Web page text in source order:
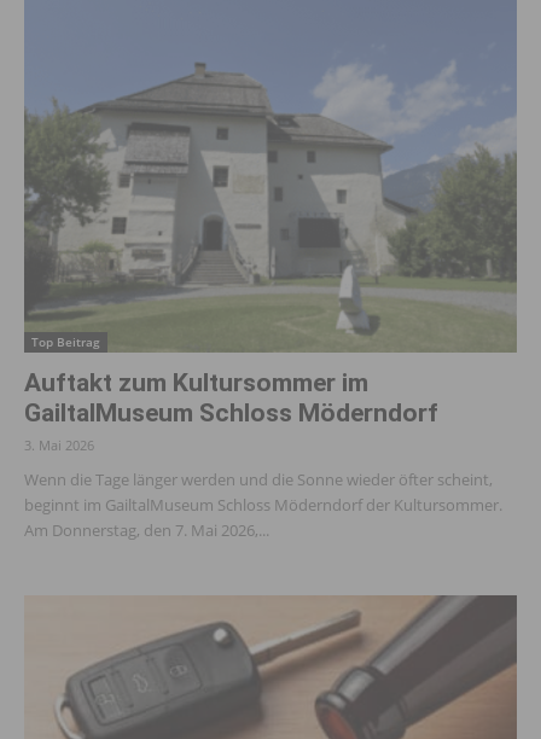
Top Beitrag
Auftakt zum Kultursommer im
GailtalMuseum Schloss Möderndorf
3. Mai 2026
Wenn die Tage länger werden und die Sonne wieder öfter scheint,
beginnt im GailtalMuseum Schloss Möderndorf der Kultursommer.
Am Donnerstag, den 7. Mai 2026,...